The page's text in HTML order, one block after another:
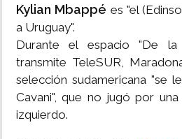
Kylian Mbappé es "el
a Uruguay".
Durante el espacio "De
transmite TeleSUR,
selección sudamericana "se
Cavani", que no jugó por
izquierdo.